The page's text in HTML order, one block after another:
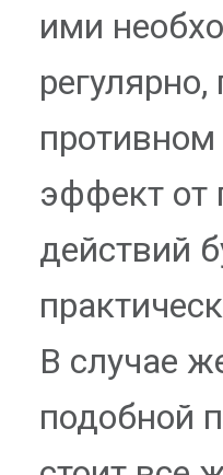
ими
противном
эффект от
действий
В случае
подобной